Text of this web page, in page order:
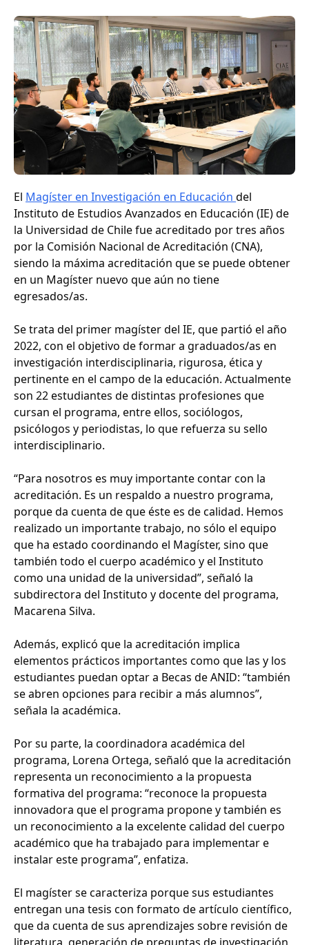
El Magíster en Investigación en Educación del
Instituto de Estudios Avanzados en Educación (IE) de
la Universidad de Chile fue acreditado por tres años
por la Comisión Nacional de Acreditación (CNA),
siendo la máxima acreditación que se puede obtener
en un Magíster nuevo que aún no tiene
egresados/as.
Se trata del primer magíster del IE, que partió el año
2022, con el objetivo de formar a graduados/as en
investigación interdisciplinaria, rigurosa, ética y
pertinente en el campo de la educación. Actualmente
son 22 estudiantes de distintas profesiones que
cursan el programa, entre ellos, sociólogos,
psicólogos y periodistas, lo que refuerza su sello
interdisciplinario.
“Para nosotros es muy importante contar con la
acreditación. Es un respaldo a nuestro programa,
porque da cuenta de que éste es de calidad. Hemos
realizado un importante trabajo, no sólo el equipo
que ha estado coordinando el Magíster, sino que
también todo el cuerpo académico y el Instituto
como una unidad de la universidad”, señaló la
subdirectora del Instituto y docente del programa,
Macarena Silva.
Además, explicó que la acreditación implica
elementos prácticos importantes como que las y los
estudiantes puedan optar a Becas de ANID: “también
se abren opciones para recibir a más alumnos”,
señala la académica.
Por su parte, la coordinadora académica del
programa, Lorena Ortega, señaló que la acreditación
representa un reconocimiento a la propuesta
formativa del programa: “reconoce la propuesta
innovadora que el programa propone y también es
un reconocimiento a la excelente calidad del cuerpo
académico que ha trabajado para implementar e
instalar este programa”, enfatiza.
El magíster se caracteriza porque sus estudiantes
entregan una tesis con formato de artículo científico,
que da cuenta de sus aprendizajes sobre revisión de